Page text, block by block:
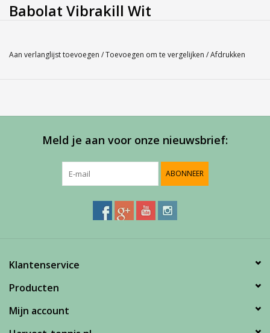
Babolat Vibrakill Wit
Aan verlanglijst toevoegen /Toevoegen om te vergelijken /Afdrukken
Meld je aan voor onze nieuwsbrief:
ABONNEER
Klantenservice
Producten
Mijn account